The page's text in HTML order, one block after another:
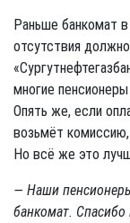
Раньше банкомат
отсутствия
многие
Опять же, если
возьмёт
Но всё же это
— Наши
банкомат. Спасибо